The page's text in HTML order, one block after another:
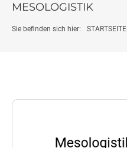
Projektinfo
MESOLOGISTIK
Sie befinden sich hier: STARTSEITE